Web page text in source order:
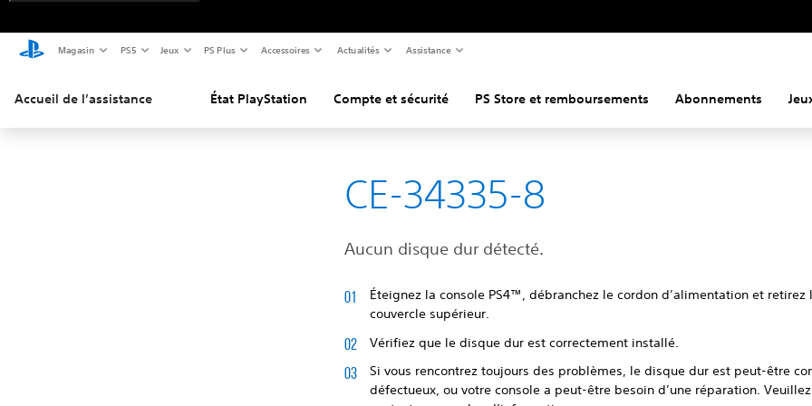
Magasin PS5 Jeux PS Plus Accessoires Actualités Assistance
Accueil de l’assistance État PlayStation Compte et sécurité PS Store et remboursements Abonnements
CE-34335-8
Aucun disque dur détecté.
Éteignez la console PS4™, débranchez le cordon d’alimentation et retirez
couvercle supérieur.
Vérifiez que le disque dur est correctement installé.
Si vous rencontrez toujours des problèmes, le disque dur est peut-être
défectueux, ou votre console a peut-être besoin d’une réparation.